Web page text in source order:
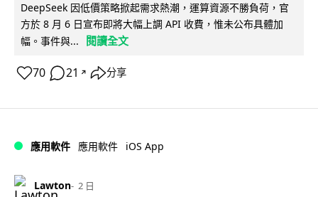
DeepSeek 因低價策略掀起需求熱潮，運算資源不勝負荷，官
方於 8 月 6 日宣布即將大幅上調 API 收費，惟未公布具體加
幅。事件與...
閱讀全文
70 21 ↗ 分享
應用軟件 應用軟件 iOS App
Lawton 2 日